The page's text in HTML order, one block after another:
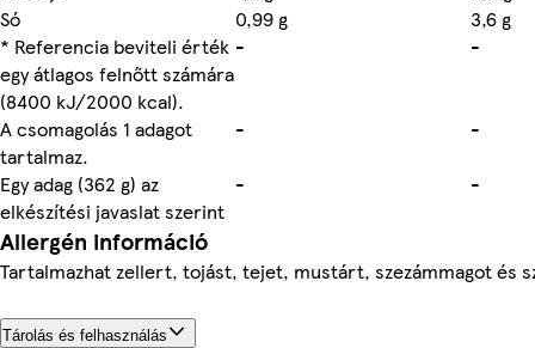
Só
0,99 g
3,6 g
* Referencia beviteli érték
egy átlagos felnőtt számára
(8400 kJ/2000 kcal).
- -
A csomagolás 1 adagot
tartalmaz.
-
-
Egy adag (362 g) az
elkészítési javaslat szerint
- -
Allergén információ
Tartalmazhat zellert, tojást, tejet, mustárt, szezámmagot és
Tárolás és felhasználás